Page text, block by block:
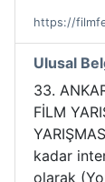
https://
Ulusal
33.
FİLM
kadar
olarak